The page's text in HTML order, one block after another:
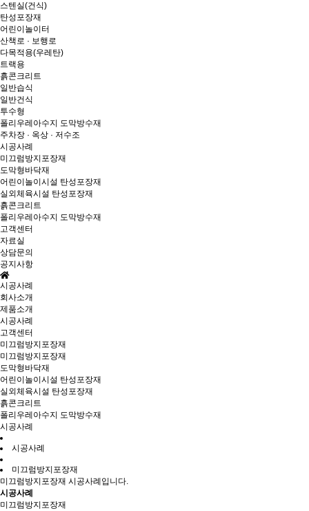
스텐실(건식)
탄성포장재
어린이놀이터
산책로 · 보행로
다목적용(우레탄)
트랙용
흙콘크리트
일반습식
일반건식
투수형
폴리우레아수지 도막방수재
주차장 · 옥상 · 저수조
시공사례
미끄럼방지포장재
도막형바닥재
어린이놀이시설 탄성포장재
실외체육시설 탄성포장재
흙콘크리트
폴리우레아수지 도막방수재
고객센터
자료실
상담문의
공지사항
시공사례
회사소개
제품소개
시공사례
고객센터
미끄럼방지포장재
미끄럼방지포장재
도막형바닥재
어린이놀이시설 탄성포장재
실외체육시설 탄성포장재
흙콘크리트
폴리우레아수지 도막방수재
시공사례
시공사례
미끄럼방지포장재
미끄럼방지포장재 시공사례입니다.
시공사례
미끄럼방지포장재